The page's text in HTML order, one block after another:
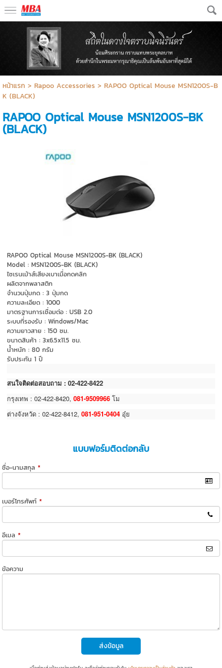
หน้าแรก > Rapoo Accessories > RAPOO Optical Mouse MSN1200S-B
K (BLACK)
RAPOO Optical Mouse MSN1200S-BK
(BLACK)
RAPOO Optical Mouse MSN1200S-BK (BLACK)
Model : MSN1200S-BK (BLACK)
ไซเรนเม้าส์เสียงเบาเมื่อกดคลิก
ผลิตจากพลาสติก
จำนวนปุ่มกด : 3 ปุ่มกด
ความละเอียด : 1000
มาตรฐานการเชื่อมต่อ : USB 2.0
ระบบที่รองรับ : Windows/Mac
ความยาวสาย : 150 ซม.
ขนาดสินค้า : 3x6.5x11.5 ซม.
น้ำหนัก : 80 กรัม
รับประกัน 1 ปี
สนใจติดต่อสอบถาม : 02-422-8422
กรุงเทพ : 02-422-8420,081-9509966 โม
ต่างจังหวัด : 02-422-8412,081-951-0404 อุ๋ย
แบบฟอร์มติดต่อกลับ
ชื่อ-นามสกุล *
เบอร์โทรศัพท์ *
อีเมล *
ข้อความ
ส่งข้อมูล